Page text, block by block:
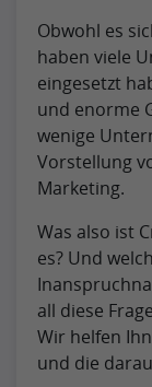
Obwohl es
haben viele
eingesetzt
und enorme
wenige
Vorstellung
Marketing.
Was also ist
es? Und
all diese
Wir helfen
und die